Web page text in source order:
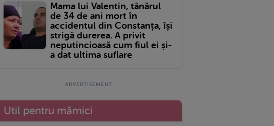
Mama lui Valentin, tânărul
de 34 de ani mort în
accidentul din Constanța, își
strigă durerea. A privit
neputincioasă cum fiul ei și-
a dat ultima suflare
Util pentru mămici